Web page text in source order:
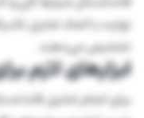
نهایت با کمک تحلیل
تشخیص می‌دهند.
ابزارهای لازم
برای انجام تحلیل